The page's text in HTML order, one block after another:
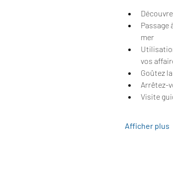
mer
vos
Goûtez
Arrêtez-
Visite
Afficher plus